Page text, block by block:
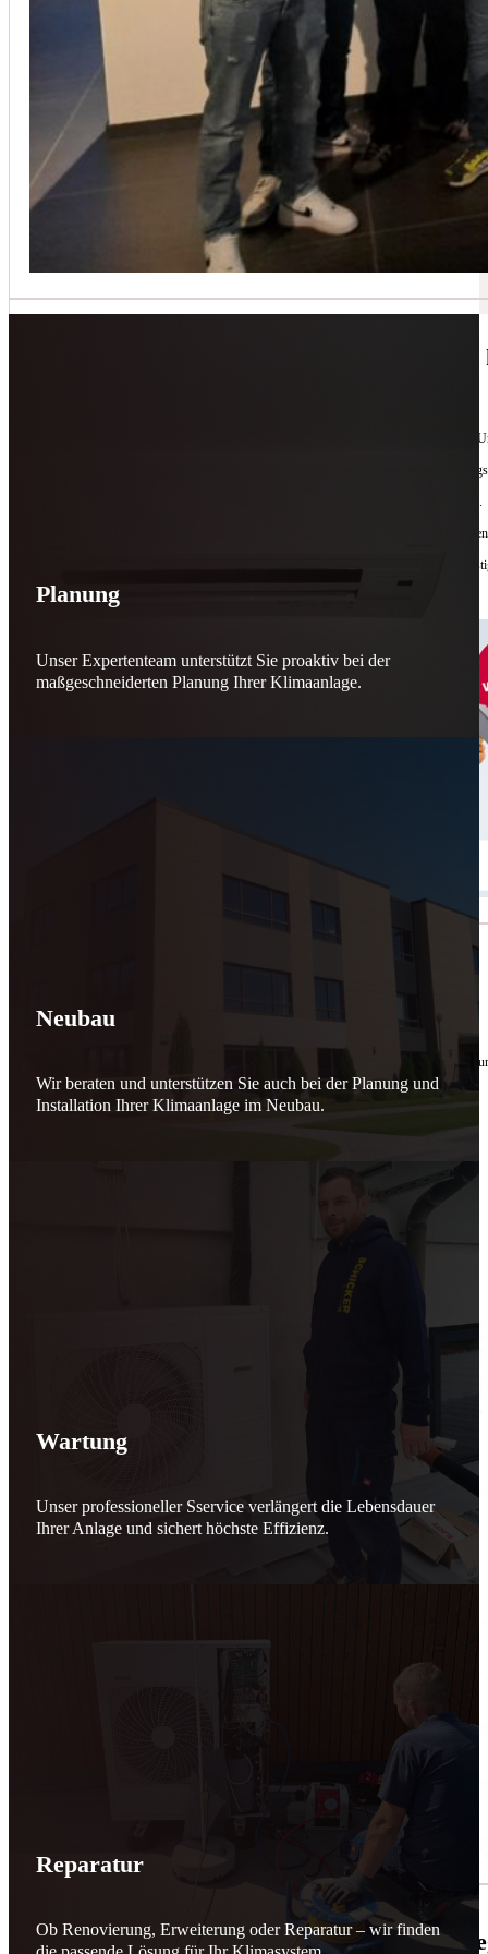
🔧 Geräte-Retter-Prämie – Weil
Manchmal braucht es nur eine zweite Chance. Für Geräte. Für Ressourcen. Für unsere
reparieren wir, was andere
Jede gerettete Maschine zählt. Jeder reparierte Motor wirkt. Jede Entscheidung macht
Reparieren statt wegwerfen. Verantwortung statt Verschwendung. Zukunft statt
Schicker. Wir bringen’s wieder zum Laufen.
10. Februar 2026
für Sicherheit, Vertrauen
Effizient arbeiten. Ressourcen schonen. Zukunft sichern.
Nicht als Pflicht, sondern aus Überzeugung.
🌬️☀️ Mehr erneuerbare Energie für
Jetzt kontaktieren
Planung
Unser Expertenteam unterstützt Sie proaktiv bei der
maßgeschneiderten Planung Ihrer Klimaanlage.
Neubau
Wir beraten und unterstützen Sie auch bei der Planung und
Installation Ihrer Klimaanlage im Neubau.
Wartung
Unser professioneller Sservice verlängert die Lebensdauer
Ihrer Anlage und sichert höchste Effizienz.
Reparatur
Ob Renovierung, Erweiterung oder Reparatur – wir finden